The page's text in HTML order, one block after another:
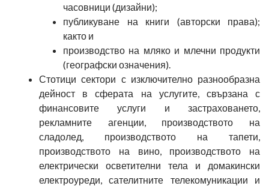
часовници (дизайни);
публикуване на книги (авторски права);
както и
производство на мляко и млечни продукти
(географски означения).
Стотици сектори с изключително разнообразна
дейност в сферата на услугите, свързана с
финансовите услуги и застраховането,
рекламните агенции, производството на
сладолед, производството на тапети,
производството на вино, производството на
електрически осветителни тела и домакински
електроуреди, сателитните телекомуникации и